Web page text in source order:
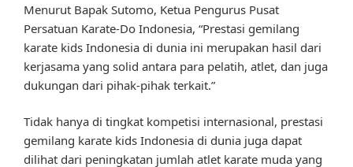
Menurut Bapak Sutomo, Ketua Pengurus Pusat
Persatuan Karate-Do Indonesia, “Prestasi gemilang
karate kids Indonesia di dunia ini merupakan hasil dari
kerjasama yang solid antara para pelatih, atlet, dan juga
dukungan dari pihak-pihak terkait.”
Tidak hanya di tingkat kompetisi internasional, prestasi
gemilang karate kids Indonesia di dunia juga dapat
dilihat dari peningkatan jumlah atlet karate muda yang